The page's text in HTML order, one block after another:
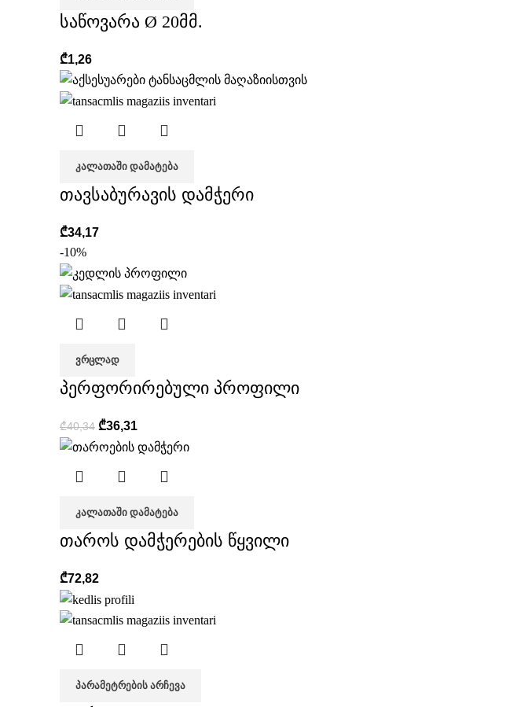
საწოვარა Ø 20მმ.
₾1,26
ᲙᲐᲚᲐᲗᲐᲨᲘ ᲓᲐᲛᲐᲢᲔᲑᲐ
თავსაბურავის დამჭერი
₾34,17
-10%
ᲕᲠᲪᲚᲐᲓ
პერფორირებული პროფილი
₾40,34 ₾36,31
ᲙᲐᲚᲐᲗᲐᲨᲘ ᲓᲐᲛᲐᲢᲔᲑᲐ
თაროს დამჭერების წყვილი
₾72,82
ᲞᲐᲠᲐᲛᲔᲢᲠᲔᲑᲘᲡ ᲐᲠᲩᲔᲕᲐ